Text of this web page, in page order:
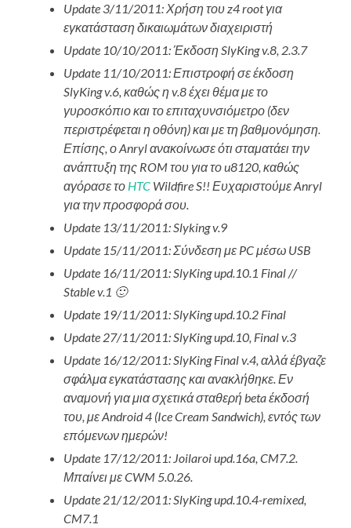
Update 3/11/2011: Χρήση του z4 root για
εγκατάσταση δικαιωμάτων διαχειριστή
Update 10/10/2011: Έκδοση SlyKing v.8, 2.3.7
Update 11/10/2011: Επιστροφή σε έκδοση
SlyKing v.6, καθώς η v.8 έχει θέμα με το
γυροσκόπιο και το επιταχυνσιόμετρο (δεν
περιστρέφεται η οθόνη) και με τη βαθμονόμηση.
Επίσης, ο Anryl ανακοίνωσε ότι σταματάει την
ανάπτυξη της ROM του για το u8120, καθώς
αγόρασε το HTC Wildfire S!! Ευχαριστούμε Anryl
για την προσφορά σου.
Update 13/11/2011: Slyking v.9
Update 15/11/2011: Σύνδεση με PC μέσω USB
Update 16/11/2011: SlyKing upd.10.1 Final //
Stable v.1 🙂
Update 19/11/2011: SlyKing upd.10.2 Final
Update 27/11/2011: SlyKing upd.10, Final v.3
Update 16/12/2011: SlyKing Final v.4,αλλά έβγαζε
σφάλμα εγκατάστασης και ανακλήθηκε. Εν
αναμονή για μια σχετικά σταθερή beta έκδοσή
του, με Android 4 (Ice Cream Sandwich), εντός των
επόμενων ημερών!
Update 17/12/2011: Joilaroi upd.16a, CM7.2.
Μπαίνει με CWM 5.0.26.
Update 21/12/2011: SlyKing upd.10.4-remixed,
CM7.1